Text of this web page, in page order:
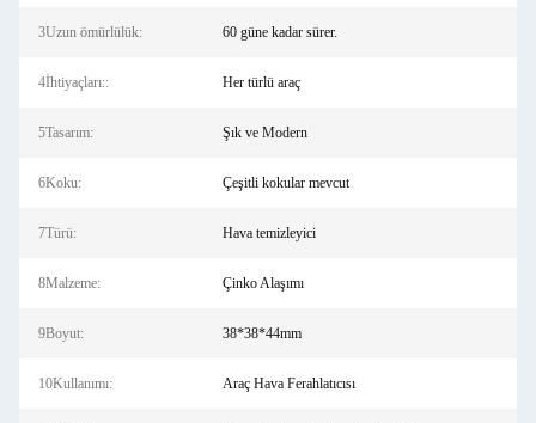
3Uzun ömürlülük: 60 güne kadar sürer.
4İhtiyaçları:: Her türlü araç
5Tasarım: Şık ve Modern
6Koku: Çeşitli kokular mevcut
7Türü: Hava temizleyici
8Malzeme: Çinko Alaşımı
9Boyut: 38*38*44mm
10Kullanımı: Araç Hava Ferahlatıcısı